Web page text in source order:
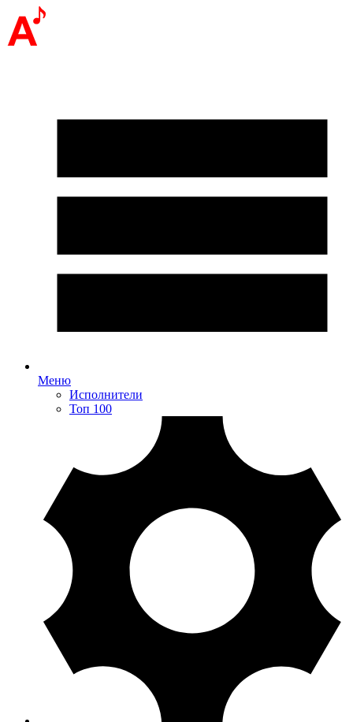
Меню
Исполнители
Топ 100